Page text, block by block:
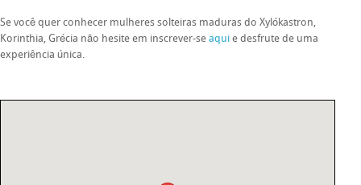
Se você quer conhecer mulheres solteiras maduras do Xylókastron,
Korinthia, Grécia não hesite em inscrever-se aqui e desfrute de uma
experiência única.